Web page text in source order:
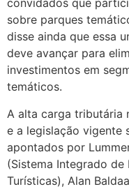
convidados que
sobre parques
disse ainda que essa
deve avançar para
investimentos em
temáticos.
A alta carga tributária
e a legislação vigente
apontados por
(Sistema Integrado de
Turísticas), Alan